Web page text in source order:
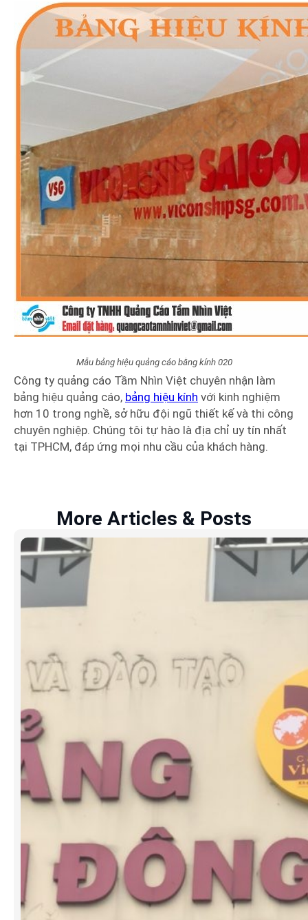
Mẫu bảng hiệu quảng cáo bằng kính 020
Công ty quảng cáo Tầm Nhìn Việt chuyên nhận làm
bảng hiệu quảng cáo, bảng hiệu kính với kinh nghiệm
hơn 10 trong nghề, sở hữu đội ngũ thiết kế và thi công
chuyên nghiệp. Chúng tôi tự hào là địa chỉ uy tín nhất
tại TPHCM, đáp ứng mọi nhu cầu của khách hàng.
More Articles & Posts